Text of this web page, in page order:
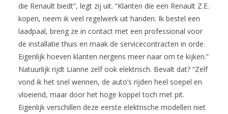
die Renault biedt”, legt zij uit. “Klanten die een Renault Z.E.
kopen, neem ik veel regelwerk uit handen. Ik bestel een
laadpaal, breng ze in contact met een professional voor
de installatie thuis en maak de servicecontracten in orde.
Eigenlijk hoeven klanten nergens meer naar om te kijken.”
Natuurlijk rijdt Lianne zelf ook elektrisch. Bevalt dat? “Zelf
vond ik het snel wennen, de auto’s rijden heel soepel en
vloeiend, maar door het hoge koppel toch met pit.
Eigenlijk verschillen deze eerste elektrische modellen niet